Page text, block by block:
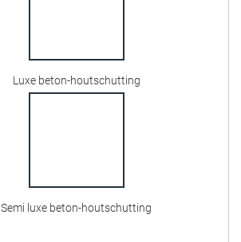
Luxe beton-houtschutting
Semi luxe beton-houtschutting